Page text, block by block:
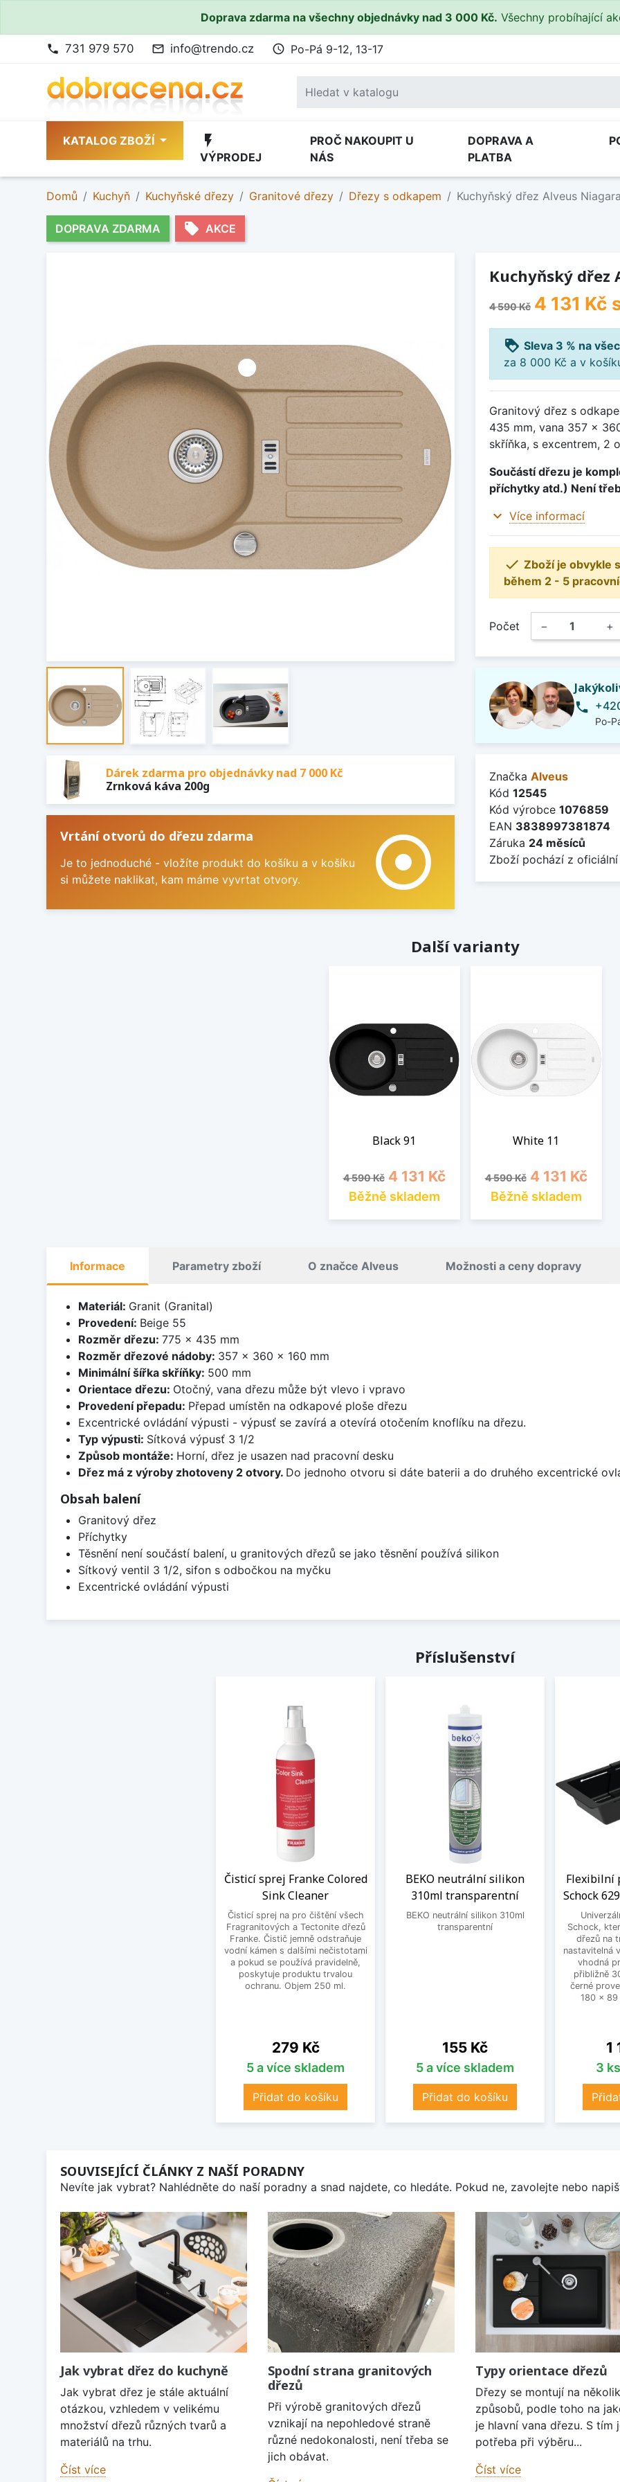
Doprava zdarma na všechny objednávky nad 3 000 Kč. Všechny probíhající
phone 731 979 570 mail_outline info@trendo.cz access_time Po-Pá 9-12, 13-17
KATALOG ZBOŽÍ flash_on
VÝPRODEJ
PROČ NAKOUPIT U
NÁS
DOPRAVA A
PLATBA
Domů Kuchyň Kuchyňské dřezy Granitové dřezy Dřezy s odkapem Kuchyňský dřez Alveus
DOPRAVA ZDARMA local_offer AKCE
Dárek zdarma pro objednávky nad 7 000 Kč
Zrnková káva 200g
Vrtání otvorů do dřezu zdarma
Je to jednoduché - vložíte produkt do košíku a v košíku
si můžete naklikat, kam máme vyvrtat otvory.
adjust
Kuchyňský dřez
4 590 Kč 4 131 Kč
loyalty Sleva 3 % na
za 8 000 Kč a v
Granitový dřez s
435 mm, vana 357 x
skříňka, s excentrem, 2
Součástí dřezu je
příchytky atd.) Není
expand_more Více informací
 Zboží je obvykle
během 2 - 5
Počet − +
phone
Po-
Značka Alveus
Kód 12545
Kód výrobce 1076859
EAN 3838997381874
Záruka 24 měsíců
Zboží pochází z
Další varianty
Black 91
Běžná cena
4 590 Kč Cena
4 131 Kč
Běžně skladem
White 11
Běžná cena
4 590 Kč Cena
4 131 Kč
Běžně skladem
Informace Parametry zboží O značce Alveus Možnosti a ceny dopravy
Materiál: Granit (Granital)
Provedení: Beige 55
Rozměr dřezu: 775 x 435 mm
Rozměr dřezové nádoby: 357 x 360 x 160 mm
Minimální šířka skříňky: 500 mm
Orientace dřezu: Otočný, vana dřezu může být vlevo i vpravo
Provedení přepadu: Přepad umístěn na odkapové ploše dřezu
Excentrické ovládání výpusti - výpusť se zavírá a otevírá otočením knoflíku na dřezu.
Typ výpusti: Sítková výpusť 3 1/2
Způsob montáže: Horní, dřez je usazen nad pracovní desku
Dřez má z výroby zhotoveny 2 otvory. Do jednoho otvoru si dáte baterii a do druhého excentrické
Obsah balení
Granitový dřez
Příchytky
Těsnění není součástí balení, u granitových dřezů se jako těsnění používá silikon
Sítkový ventil 3 1/2, sifon s odbočkou na myčku
Excentrické ovládání výpusti
Příslušenství
Čisticí sprej Franke Colored
Sink Cleaner
Čisticí sprej na pro čištění všech
Fragranitových a Tectonite dřezů
Franke. Čistič jemně odstraňuje
vodní kámen s dalšími nečistotami
a pokud se používá pravidelně,
poskytuje produktu trvalou
ochranu. Objem 250 ml.
Cena
279 Kč
5 a více skladem
Přidat do košíku
BEKO neutrální silikon
310ml transparentní
BEKO neutrální silikon 310ml
transparentní
Cena
155 Kč
5 a více skladem
Přidat do košíku
Flexibilní
Schock
Schock,
dřezů na
nastavitelná
vhodná
přibližně
černé
180 x 89
1
3
SOUVISEJÍCÍ ČLÁNKY Z NAŠÍ PORADNY
Nevíte jak vybrat? Nahlédněte do naší poradny a snad najdete, co hledáte. Pokud ne, zavolejte nebo
Jak vybrat dřez do kuchyně
Jak vybrat dřez je stále aktuální
otázkou, vzhledem v velikému
množství dřezů různých tvarů a
materiálů na trhu.
Číst více
Spodní strana granitových
dřezů
Při výrobě granitových dřezů
vznikají na nepohledové straně
různé nedokonalosti, není třeba se
jich obávat.
Typy orientace dřezů
Dřezy se montují na několik
způsobů, podle toho na
je hlavní vana dřezu. S tím
potřeba při výběru...
Číst více